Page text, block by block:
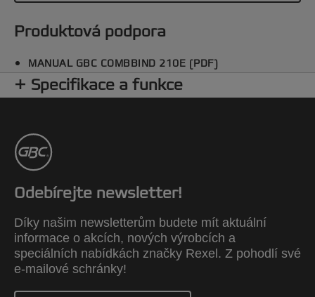
Produktová podpora
MANUAL GBC COMBBIND 210E (PDF)
Specifikace a funkce
Odebírejte newsletter!
Díky našim newsletterům budete mít aktuální
informace o akcích, nových výrobcích a
speciálních nabídkách značky Rexel. Z pohodlí své
e-mailové schránky!